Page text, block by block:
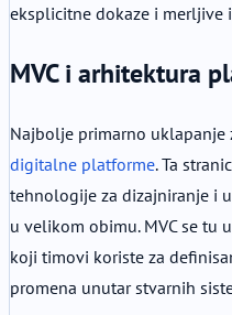
eksplicitne dokaze i merljive
MVC i arhitektura
Najbolje primarno uklapanje
digitalne platforme. Ta
tehnologije za dizajniranje i
u velikom obimu. MVC se tu
koji timovi koriste za
promena unutar stvarnih